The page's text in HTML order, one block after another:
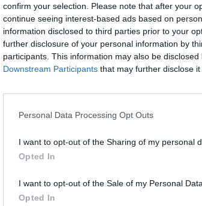
confirm your selection. Please note that after your
continue seeing interest-based ads based on
information disclosed to third parties prior to your
further disclosure of your personal information by
participants. This information may also be
Downstream Participants that may further disclose
Personal Data Processing Opt Outs
I want to opt-out of the Sharing of my personal
Opted In
I want to opt-out of the Sale of my Personal Data.
Opted In